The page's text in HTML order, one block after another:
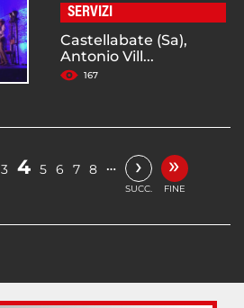
SERVIZI
Castellabate (Sa),
Antonio Vill...
167
3 4 5 6 7 8 … ›
SUCC.
»
FINE